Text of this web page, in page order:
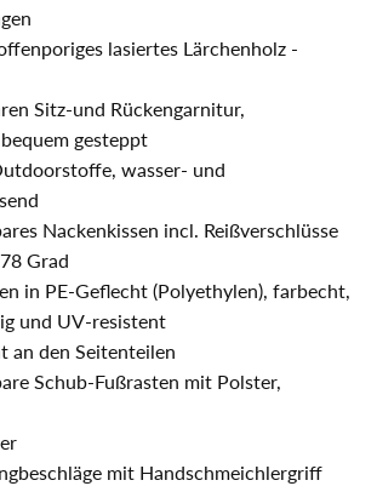
lasiertes Lärchenholz -
Sitz-und Rückengarnitur,
gesteppt
wasser- und
Nackenkissen incl. Reißverschlüsse
Grad
in PE-Geflecht (Polyethylen), farbecht,
und UV-resistent
an den Seitenteilen
Schub-Fußrasten mit Polster,
mit Handschmeichlergriff